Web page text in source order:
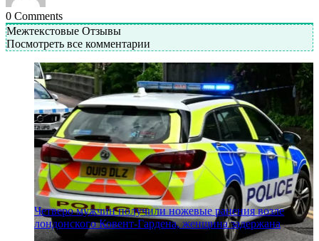
0 Comments
Межтекстовые Отзывы
Посмотреть все комментарии
Четверо мужчин получили ножевые ранения возле
лондонского Ковент-Гардена, женщина задержана